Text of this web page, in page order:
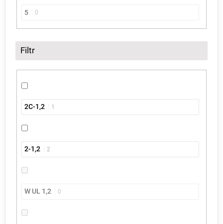
5 0
Filtr
2C-1,2 1
2-1,2 2
W UL 1,2 0